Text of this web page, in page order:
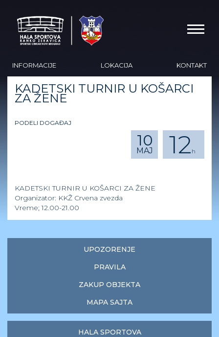
INFORMACIJE LOKACIJA KONTAKT
KADETSKI TURNIR U KOŠARCI
ZA ŽENE
PODELI DOGAĐAJ
10
MAJ 12 h
KADETSKI TURNIR U KOŠARCI ZA ŽENE
Organizator: KKŽ Crvena zvezda
Vreme; 12.00-21.00
UPOZORENJE
PRAVILA
ZAKUP OBJEKTA
MAPA SAJTA
HALA SPORTOVA